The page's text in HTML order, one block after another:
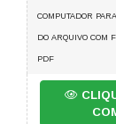
COMPUTADOR
DO ARQUIVO COM
PDF